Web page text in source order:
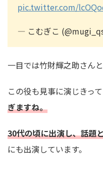
pic.twitter.com/
— こむぎこ
一目では竹財輝之助さん
この役も見事に演じきって
ぎますね。
30代の頃に出演し、話題
にも出演しています。